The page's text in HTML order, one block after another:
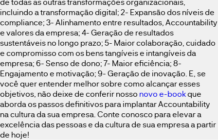
incluindo a transformação digital; 2- Expansão dos níveis de
compliance; 3- Alinhamento entre resultados, Accountability
e valores da empresa; 4- Geração de resultados
sustentáveis no longo prazo; 5- Maior colaboração, cuidado
e compromisso com os bens tangíveis e intangíveis da
empresa; 6- Senso de dono; 7- Maior eficiência; 8-
Engajamento e motivação; 9- Geração de inovação. E, se
você quer entender melhor sobre como alcançar esses
objetivos, não deixe de conferir nosso novo e-bookque
aborda os passos definitivos para implantar Accountability
na cultura da sua empresa. Conte conosco para elevar a
excelência das pessoas e da cultura de sua empresa a partir
de hoje!